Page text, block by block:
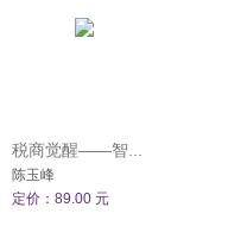
税商觉醒——智...
陈玉峰
定价：89.00 元